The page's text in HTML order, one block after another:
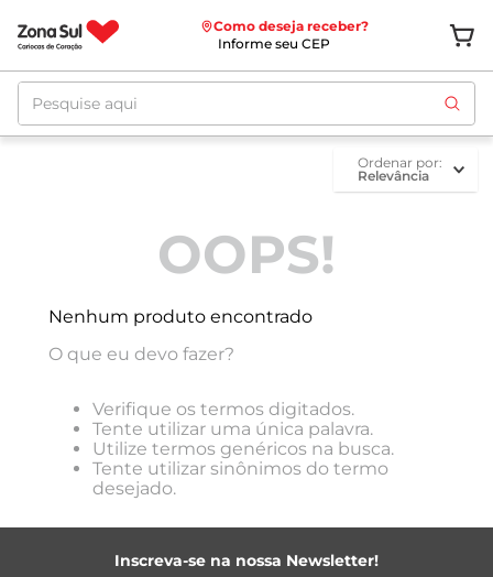
Como deseja receber?
Informe seu CEP
Pesquise aqui
ordenar por
Relevância
OOPS!
Nenhum produto encontrado
O que eu devo fazer?
Verifique os termos digitados.
Tente utilizar uma única palavra.
Utilize termos genéricos na busca.
Tente utilizar sinônimos do termo
desejado.
Inscreva-se na nossa Newsletter!